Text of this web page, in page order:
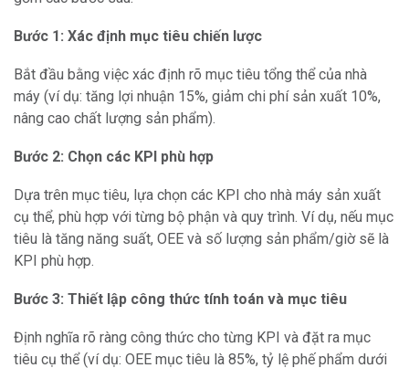
Bước 1: Xác định mục tiêu chiến lược
Bắt đầu bằng việc xác định rõ mục tiêu tổng thể của nhà
máy (ví dụ: tăng lợi nhuận 15%, giảm chi phí sản xuất 10%,
nâng cao chất lượng sản phẩm).
Bước 2: Chọn các KPI phù hợp
Dựa trên mục tiêu, lựa chọn các KPI cho nhà máy sản xuất
cụ thể, phù hợp với từng bộ phận và quy trình. Ví dụ, nếu mục
tiêu là tăng năng suất, OEE và số lượng sản phẩm/giờ sẽ là
KPI phù hợp.
Bước 3: Thiết lập công thức tính toán và mục tiêu
Định nghĩa rõ ràng công thức cho từng KPI và đặt ra mục
tiêu cụ thể (ví dụ: OEE mục tiêu là 85%, tỷ lệ phế phẩm dưới